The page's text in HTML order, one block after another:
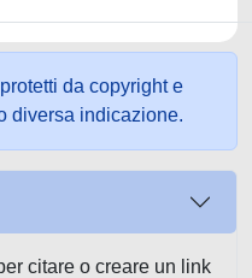
da copyright e
diversa indicazione.
citare o creare un link